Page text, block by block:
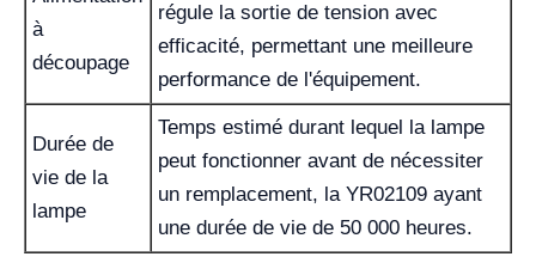
à
découpage
régule la sortie de tension avec
efficacité, permettant une meilleure
performance de l'équipement.
Durée de
vie de la
lampe
Temps estimé durant lequel la lampe
peut fonctionner avant de nécessiter
un remplacement, la YR02109 ayant
une durée de vie de 50 000 heures.